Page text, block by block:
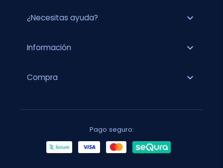
¿Necesitas ayuda? expand_more
Información expand_more
Compra expand_more
Pago seguro: